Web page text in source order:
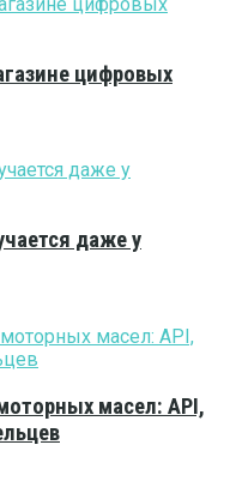
цифровых
даже у
масел: API,